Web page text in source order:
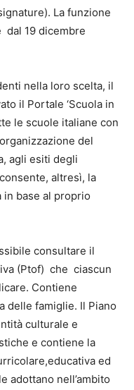
La funzione
dal 19 dicembre
nella loro scelta, il
il Portale ‘Scuola in
le scuole italiane con
del
agli esiti degli
altresì, la
base al proprio
consultare il
(Ptof) che ciascun
Contiene
delle famiglie. Il Piano
culturale e
e contiene la
ed
adottano nell’ambito